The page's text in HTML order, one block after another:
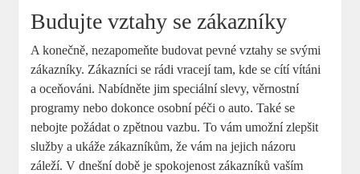
Budujte vztahy se zákazníky
A konečně, nezapomeňte budovat pevné vztahy se svými
zákazníky. ⁣Zákazníci se rádi vracejí tam,⁣ kde se cítí vítáni
a oceňováni. Nabídněte‍ jim speciální slevy, věrnostní
programy nebo dokonce osobní péči o auto. Také se
nebojte požádat​ o zpětnou‍ vazbu. To vám umožní ⁤zlepšit
služby ⁤a ukáže zákazníkům, že vám na‌ jejich názoru
záleží. V ​dnešní době je ‌spokojenost zákazníků vaším